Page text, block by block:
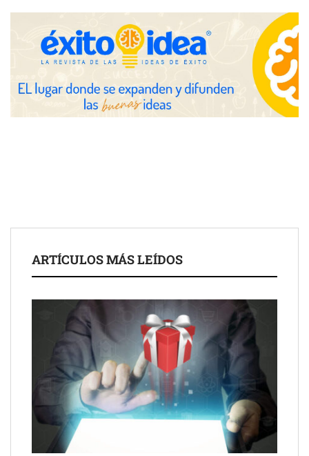
Zoomex mejora su Strategy Center con herramientas
avanzadas para trading estratégico
COMPALISS de LYSOTRIC: cuando un solo producto multiplica
las posibilidades del salón profesional
Schaeffler mejora su rentabilidad en el primer semestre de 2026
NOVA: innovación y diseño que transforman espacios de la
mano de Tormo Franquicias
ARTÍCULOS MÁS LEÍDOS